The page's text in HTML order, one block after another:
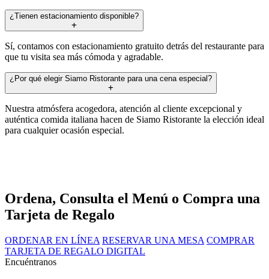
¿Tienen estacionamiento disponible?
Sí, contamos con estacionamiento gratuito detrás del restaurante para
que tu visita sea más cómoda y agradable.
¿Por qué elegir Siamo Ristorante para una cena especial?
Nuestra atmósfera acogedora, atención al cliente excepcional y
auténtica comida italiana hacen de Siamo Ristorante la elección ideal
para cualquier ocasión especial.
Ordena, Consulta el Menú o Compra una
Tarjeta de Regalo
ORDENAR EN LÍNEA RESERVAR UNA MESA COMPRAR
TARJETA DE REGALO DIGITAL
Encuéntranos